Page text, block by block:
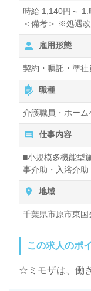
時給 1,140円～
＜備考＞ ※処遇
勤日給」 16：00
2.時給1,140円 ～
＜備考＞ 実務者
（１年間固定）含
憩120分） ・初
～ ・実務者研修
募資格＞ 無資格
固定）含む 「夜
単価19,600円～
雇用形態
契約・嘱託・準社
職種
介護職員・ホーム
仕事内容
■小規模多機能型
事介助・入浴介助
介護記録の作成
地域
千葉県市原市東
この求人のポ
☆ミモザは、働